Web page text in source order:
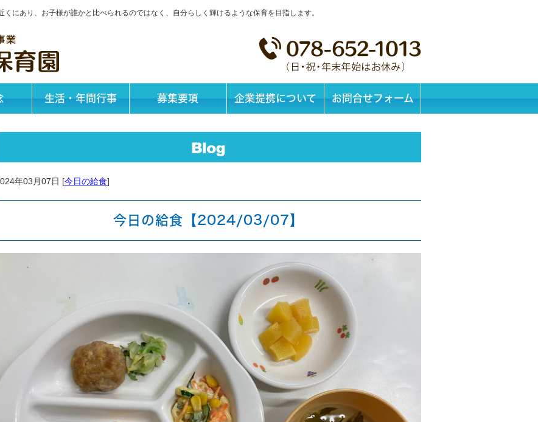
にあり、お子様が誰かと比べられるのではなく、自分らしく輝けるような保育を目指します。
生活・年間行事 募集要項 企業提携について お問合せフォーム
年03月07日 [今日の給食]
今日の給食【2024/03/07】